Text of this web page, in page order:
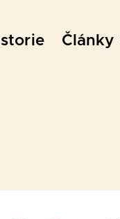
Články